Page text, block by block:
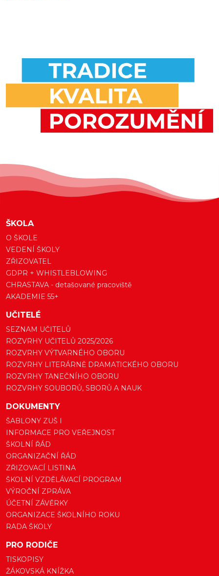
ŠKOLA
O ŠKOLE
VEDENÍ ŠKOLY
ZŘIZOVATEL
GDPR + WHISTLEBLOWING
CHRASTAVA - detašované pracoviště
AKADEMIE 55+
UČITELÉ
SEZNAM UČITELŮ
ROZVRHY UČITELŮ 2025/2026
ROZVRHY VÝTVARNÉHO OBORU
ROZVRHY LITERÁRNĚ DRAMATICKÉHO OBORU
ROZVRHY TANEČNÍHO OBORU
ROZVRHY SOUBORŮ, SBORŮ A NAUK
DOKUMENTY
ŠABLONY ZUŠ I
INFORMACE PRO VEŘEJNOST
ŠKOLNÍ ŘÁD
ORGANIZAČNÍ ŘÁD
ZŘIZOVACÍ LISTINA
ŠKOLNÍ VZDĚLÁVACÍ PROGRAM
VÝROČNÍ ZPRÁVA
ÚČETNÍ ZÁVĚRKY
ORGANIZACE ŠKOLNÍHO ROKU
RADA ŠKOLY
PRO RODIČE
TISKOPISY
ŽÁKOVSKÁ KNÍŽKA